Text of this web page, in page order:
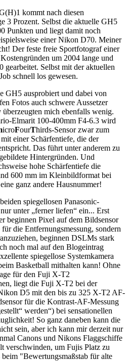
kommt nach diesen
3 Prozent. Selbst die aktuelle GH5
Punkten und liegt damit noch
einer Nikon D70. Meiner
Der feste freie Sportfotograf einer
um 2004 lange und
Selbst mit der aktuellen
schnell los gewesen.
GH5 ausprobiert und dabei von
Fotos auch schwere Aussetzer
mich ebenfalls wenig.
Elmarit 100-400mm F4-6.3 wird
icroFourThirds-Sensor zwar zum
einer Schärfentiefe, die der
Das führt unter anderem zu
Hintergründen. Und
hohe Schärfentiefe die
600 mm im Kleinbildformat bei
ganz andere Hausnummer!
spiegellosen Panasonic-
unter „ferner liefen“ ein... Erst
beginnen Pixel auf dem Bildsensor
die Entfernungsmessung, sondern
beginnen DSLMs stark
noch mal auf den Blogeintrag
spiegellose Systemkamera
Basketball mithalten kann! Ohne
für den Fuji X-T2
liegt die Fuji X-T2 bei der
D5 mit den bis zu 325 X-T2 AF-
für die Kontrast-AF-Messung
werden“) bei sensationellen
So ganz daneben kann die
sein, aber ich kann mir derzeit nur
Canons und Nikons Flaggschiffe
verschwinden, um Fujis Platz zu
"Bewertungsmaßstab für alte